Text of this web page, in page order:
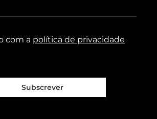
com a política de privacidade
Subscrever